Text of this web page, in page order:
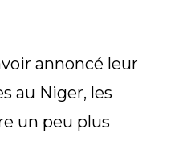
annoncé leur
au Niger, les
un peu plus